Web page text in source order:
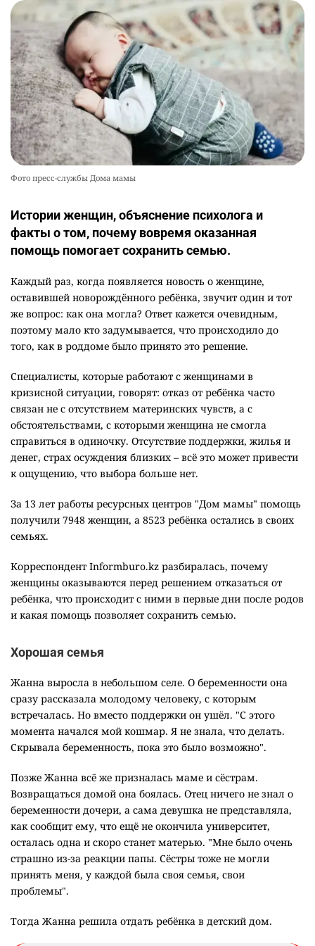
2549 5
Фото пресс-службы Дома мамы
Истории женщин, объяснение психолога и
факты о том, почему вовремя оказанная
помощь помогает сохранить семью.
Каждый раз, когда появляется новость о женщине,
оставившей новорождённого ребёнка, звучит один и тот
же вопрос: как она могла? Ответ кажется очевидным,
поэтому мало кто задумывается, что происходило до
того, как в роддоме было принято это решение.
Специалисты, которые работают с женщинами в
кризисной ситуации, говорят: отказ от ребёнка часто
связан не с отсутствием материнских чувств, а с
обстоятельствами, с которыми женщина не смогла
справиться в одиночку. Отсутствие поддержки, жилья и
денег, страх осуждения близких – всё это может привести
к ощущению, что выбора больше нет.
За 13 лет работы ресурсных центров "Дом мамы" помощь
получили 7948 женщин, а 8523 ребёнка остались в своих
семьях.
Корреспондент Informburo.kz разбиралась, почему
женщины оказываются перед решением отказаться от
ребёнка, что происходит с ними в первые дни после родов
и какая помощь позволяет сохранить семью.
Хорошая семья
Жанна выросла в небольшом селе. О беременности она
сразу рассказала молодому человеку, с которым
встречалась. Но вместо поддержки он ушёл. "С этого
момента начался мой кошмар. Я не знала, что делать.
Скрывала беременность, пока это было возможно".
Позже Жанна всё же призналась маме и сёстрам.
Возвращаться домой она боялась. Отец ничего не знал о
беременности дочери, а сама девушка не представляла,
как сообщит ему, что ещё не окончила университет,
осталась одна и скоро станет матерью. "Мне было очень
страшно из-за реакции папы. Сёстры тоже не могли
принять меня, у каждой была своя семья, свои
проблемы".
Тогда Жанна решила отдать ребёнка в детский дом.